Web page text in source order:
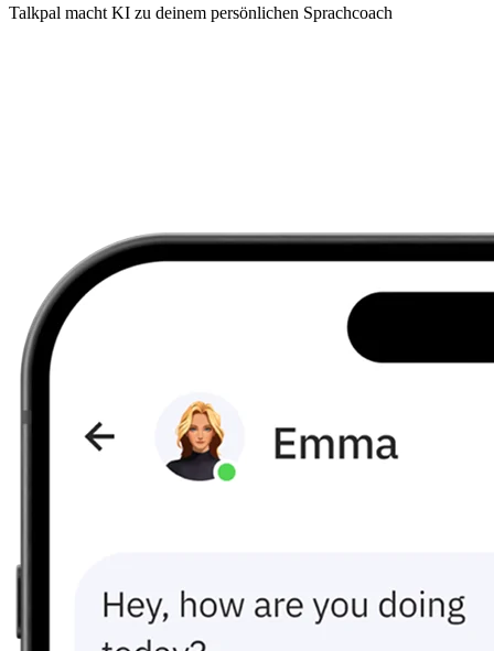
Talkpal macht KI zu deinem persönlichen Sprachcoach